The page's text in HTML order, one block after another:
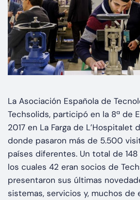
La Asociación Española de
Techsolids, participó en la 8ª de
2017 en La Farga de L’Hospitalet
donde pasaron más de 5.500
países diferentes. Un total de
los cuales 42 eran socios de
presentaron sus últimas
sistemas, servicios y, muchos de